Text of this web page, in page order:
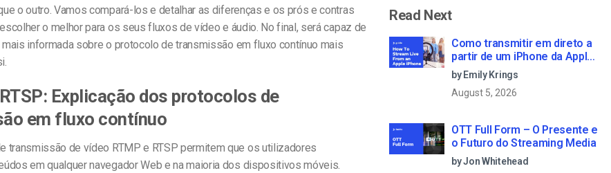
o outro. Vamos compará-los e detalhar as diferenças e os prós e contras
o melhor para os seus fluxos de vídeo e áudio. No final, será capaz de
informada sobre o protocolo de transmissão em fluxo contínuo mais
Explicação dos protocolos de
em fluxo contínuo
transmissão de vídeo RTMP e RTSP permitem que os utilizadores
em qualquer navegador Web e na maioria dos dispositivos móveis.
Read Next
Como transmitir em direto a
partir de um iPhone da Apple
em 6 passos simples
by Emily Krings
August 5, 2026
OTT Full Form – O Presente e
o Futuro do Streaming Media
by Jon Whitehead